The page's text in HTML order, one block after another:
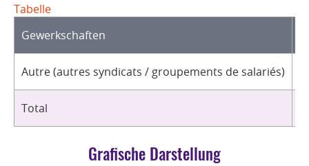
Tabelle
Gewerkschaften
Autre (autres syndicats / groupements de salariés)
Total
Grafische Darstellung